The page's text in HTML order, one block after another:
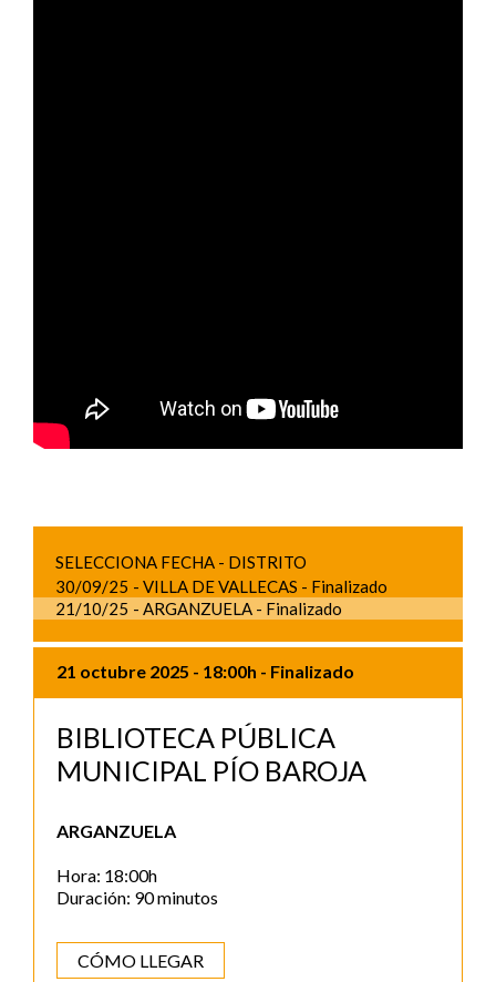
SELECCIONA FECHA - DISTRITO
30/09/25 - VILLA DE VALLECAS - Finalizado
21/10/25 - ARGANZUELA - Finalizado
21 octubre 2025 - 18:00h - Finalizado
BIBLIOTECA PÚBLICA
MUNICIPAL PÍO BAROJA
ARGANZUELA
Hora: 18:00h
Duración: 90 minutos
CÓMO LLEGAR